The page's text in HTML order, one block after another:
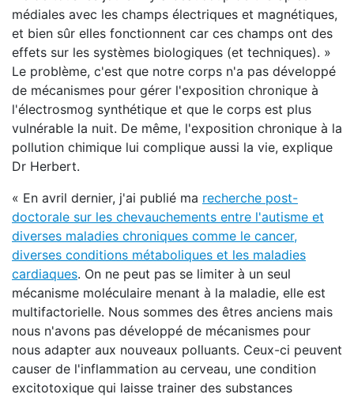
médiales avec les champs électriques et magnétiques,
et bien sûr elles fonctionnent car ces champs ont des
effets sur les systèmes biologiques (et techniques). »
Le problème, c'est que notre corps n'a pas développé
de mécanismes pour gérer l'exposition chronique à
l'électrosmog synthétique et que le corps est plus
vulnérable la nuit. De même, l'exposition chronique à la
pollution chimique lui complique aussi la vie, explique
Dr Herbert.
« En avril dernier, j'ai publié ma recherche post-
doctorale sur les chevauchements entre l'autisme et
diverses maladies chroniques comme le cancer,
diverses conditions métaboliques et les maladies
cardiaques. On ne peut pas se limiter à un seul
mécanisme moléculaire menant à la maladie, elle est
multifactorielle. Nous sommes des êtres anciens mais
nous n'avons pas développé de mécanismes pour
nous adapter aux nouveaux polluants. Ceux-ci peuvent
causer de l'inflammation au cerveau, une condition
excitotoxique qui laisse trainer des substances